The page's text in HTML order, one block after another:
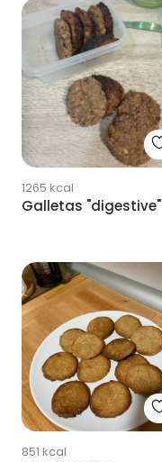
1265 kcal
Galletas "digestive"
851 kcal